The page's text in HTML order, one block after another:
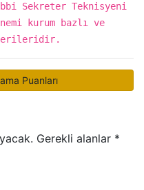
Sekreter Teknisyeni
kurum bazlı ve
verileridir.
Puanları
Gerekli alanlar *